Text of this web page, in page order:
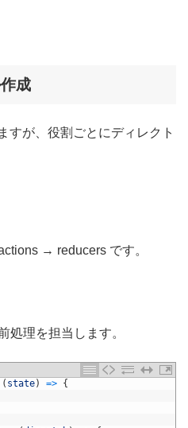
成
すが、役割ごとにディレクト
→ reducers です。
処理を担当します。
( state) => {